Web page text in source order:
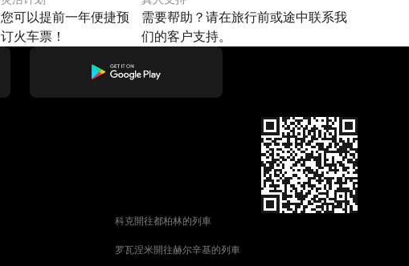
您可以提前一年便捷预
订火车票！
需要帮助？请在旅行前或途中联系我
们的客户支持。
科克開往都柏林的列車
罗瓦涅米開往赫尔辛基的列車